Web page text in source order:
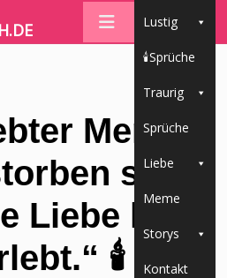
Lustig
🕯Sprüche
Traurig
Sprüche
Liebe
Meme
Storys
Kontakt
Mensch
sein,
Liebe hat
🕯